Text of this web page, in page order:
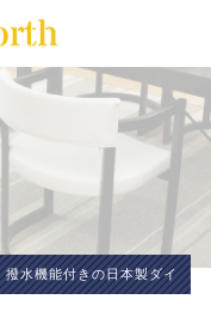
撥水機能付きの日本製ダイニン